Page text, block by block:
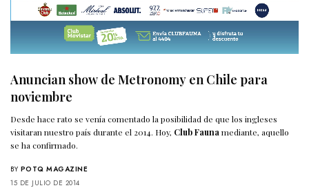
Anuncian show de Metronomy en Chile para
noviembre
Desde hace rato se venía comentado la posibilidad de que los ingleses
visitaran nuestro país durante el 2014. Hoy, Club Fauna mediante, aquello
se ha confirmado.
BY POTQ MAGAZINE
15 DE JULIO DE 2014